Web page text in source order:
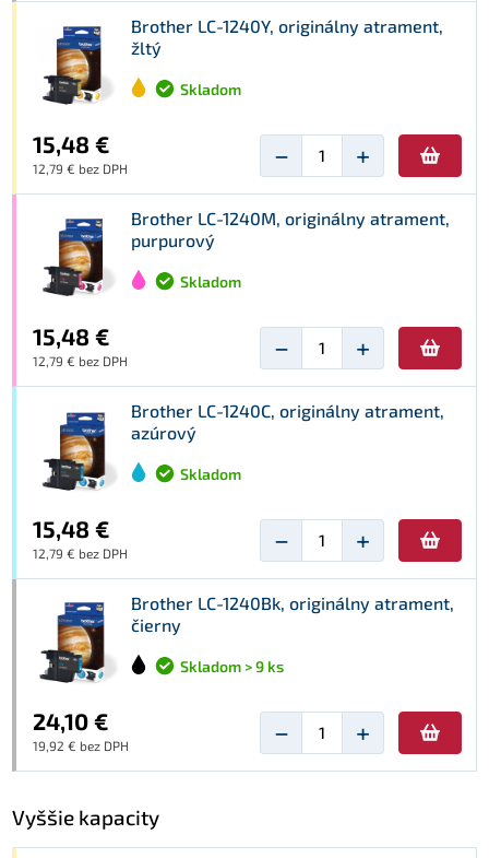
Brother LC-1240Y, originálny atrament,
žltý
Skladom
15,48 €
12,79 € bez DPH − +
Brother LC-1240M, originálny atrament,
purpurový
Skladom
15,48 €
12,79 € bez DPH − +
Brother LC-1240C, originálny atrament,
azúrový
Skladom
15,48 €
12,79 € bez DPH − +
Brother LC-1240Bk, originálny atrament,
čierny
Skladom > 9 ks
24,10 €
19,92 € bez DPH − +
Vyššie kapacity